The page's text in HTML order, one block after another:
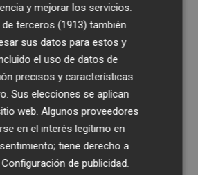
y mejorar los servicios.
terceros (1913) también
sus datos para estos y
el uso de datos de
precisos y características
Sus elecciones se aplican
web. Algunos proveedores
en el interés legítimo en
tiene derecho a
Configuración de publicidad.